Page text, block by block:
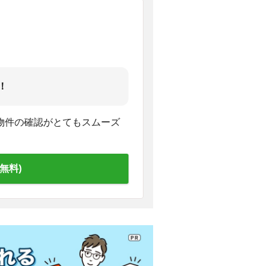
件の確認がとてもスムーズ
料)